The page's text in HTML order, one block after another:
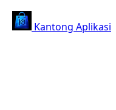
Kantong Aplikasi